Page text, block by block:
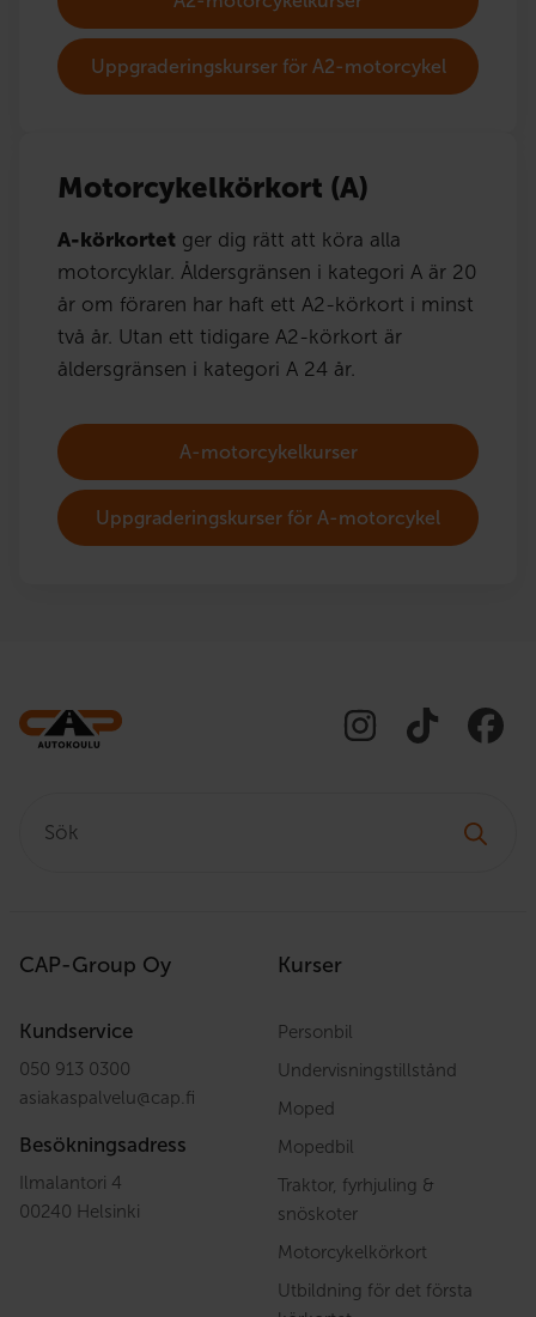
Uppgraderingskurser för A2-motorcykel
Motorcykelkörkort (A)
A-körkortet ger dig rätt att köra alla
motorcyklar. Åldersgränsen i kategori A är 20
år om föraren har haft ett A2-körkort i minst
två år. Utan ett tidigare A2-körkort är
åldersgränsen i kategori A 24 år.
A-motorcykelkurser
Uppgraderingskurser för A-motorcykel
CAP-Group Oy
Kundservice
050 913 0300
asiakaspalvelu@cap.fi
Besökningsadress
Ilmalantori 4
00240 Helsinki
Kurser
Personbil
Undervisningstillstånd
Moped
Mopedbil
Traktor, fyrhjuling &
snöskoter
Motorcykelkörkort
Utbildning för det första